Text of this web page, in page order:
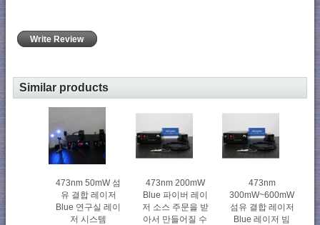
Write Review
Similar products
473nm 50mW 섬
유 결합 레이저
Blue 연구실 레이
저 시스템
473nm 200mW
Blue 파이버 레이
저 소스 주문을 받
아서 만들어질 수
473nm
300mW~600mW
섬유 결합 레이저
Blue 레이저 빔